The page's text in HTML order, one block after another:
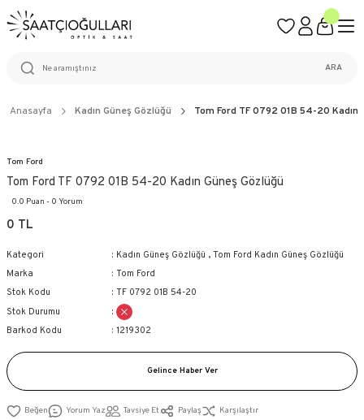
%100 ORİJİNAL ÜRÜN GARANTİSİ
WEB SİTESİNE ÖZEL FİYATLAR
ARA
Anasayfa Kadın Güneş Gözlüğü Tom Ford TF 0792 01B 54-20 Kadın
Tom Ford
Tom Ford TF 0792 01B 54-20 Kadın Güneş Gözlüğü
0.0 Puan - 0 Yorum
0 TL
Kategori Kadın Güneş Gözlüğü , Tom Ford Kadın Güneş Gözlüğü
Marka
Tom Ford
Stok Kodu
TF 0792 01B 54-20
Stok Durumu
Barkod Kodu
1219302
Gelince Haber Ver
Yorum Yaz Tavsiye Et Paylaş Karşılaştır